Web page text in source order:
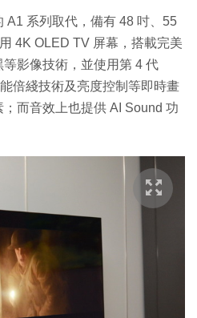
A1 系列取代，備有 48 吋、55
4K OLED TV 屏幕，搭載完美
影像技術，並使用第 4 代
倍綫技術及亮度控制等即時畫
而音效上也提供 AI Sound 功